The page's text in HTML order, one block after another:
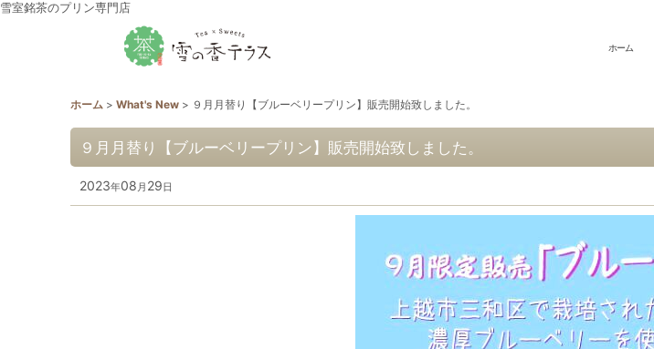
雪室銘茶のプリン専門店
ホーム
ホーム > What's New > ９月月替り【ブルーベリープリン】販売開始致しました。
９月月替り【ブルーベリープリン】販売開始致しました。
2023年08 月 29日